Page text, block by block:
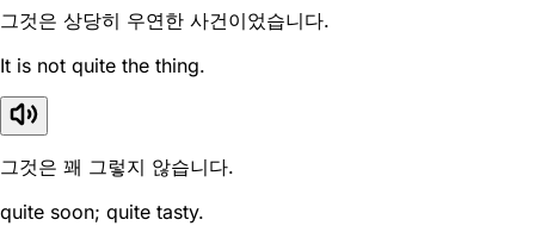
그것은 상당히 우연한 사건이었습니다.
It is not quite the thing.
그것은 꽤 그렇지 않습니다.
quite soon; quite tasty.